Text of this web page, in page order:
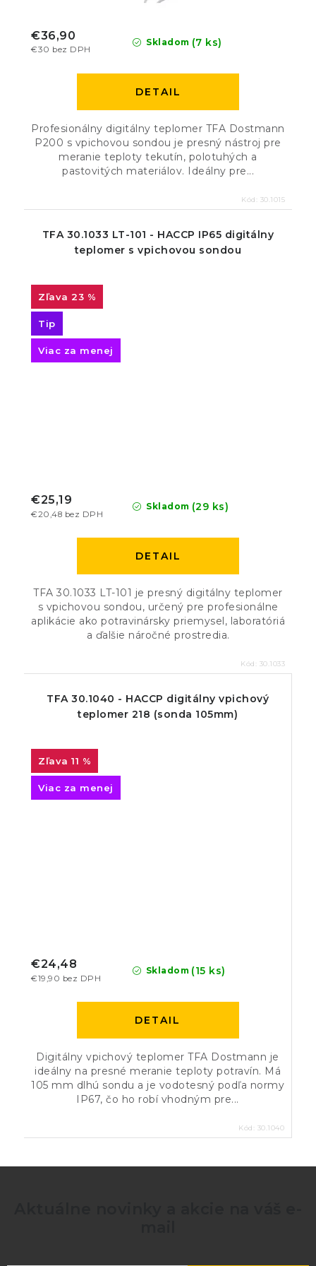
Skladom (7 ks)
€30 bez DPH
€36,90
DETAIL
Profesionálny digitálny teplomer TFA Dostmann
P200 s vpichovou sondou je presný nástroj pre
meranie teploty tekutín, polotuhých a
pastovitých materiálov. Ideálny pre...
Kód: 30.1015
TFA 30.1033 LT-101 - HACCP IP65 digitálny
teplomer s vpichovou sondou
23 %
Tip
Viac za menej
Skladom (29 ks)
€20,48 bez DPH
€25,19
DETAIL
TFA 30.1033 LT-101 je presný digitálny teplomer
s vpichovou sondou, určený pre profesionálne
aplikácie ako potravinársky priemysel, laboratóriá
a ďalšie náročné prostredia.
Kód: 30.1033
TFA 30.1040 - HACCP digitálny vpichový
teplomer 218 (sonda 105mm)
11 %
Viac za menej
Skladom (15 ks)
€19,90 bez DPH
€24,48
DETAIL
Digitálny vpichový teplomer TFA Dostmann je
ideálny na presné meranie teploty potravín. Má
105 mm dlhú sondu a je vodotesný podľa normy
IP67, čo ho robí vhodným pre...
Kód: 30.1040